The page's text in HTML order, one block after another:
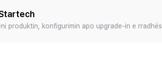
produktin, konfigurimin apo upgrade-in e rradhës